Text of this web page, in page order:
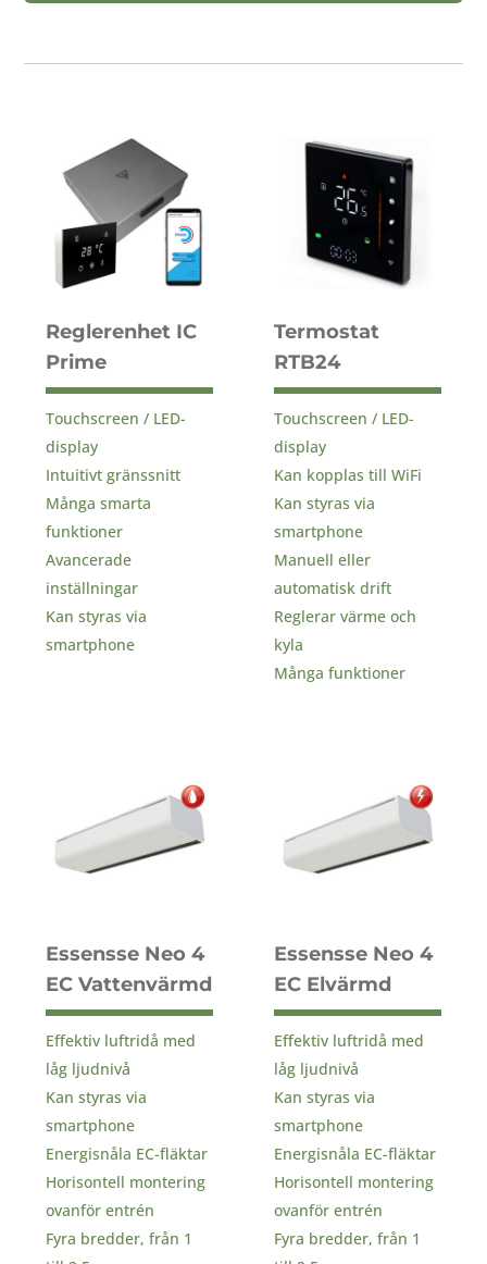
Reglerenhet IC
Prime
Touchscreen / LED-
display
Intuitivt gränssnitt
Många smarta
funktioner
Avancerade
inställningar
Kan styras via
smartphone
Termostat
RTB24
Touchscreen / LED-
display
Kan kopplas till WiFi
Kan styras via
smartphone
Manuell eller
automatisk drift
Reglerar värme och
kyla
Många funktioner
Essensse Neo 4
EC Vattenvärmd
Effektiv luftridå med
låg ljudnivå
Kan styras via
smartphone
Energisnåla EC-fläktar
Horisontell montering
ovanför entrén
Fyra bredder, från 1
Essensse Neo 4
EC Elvärmd
Effektiv luftridå med
låg ljudnivå
Kan styras via
smartphone
Energisnåla EC-fläktar
Horisontell montering
ovanför entrén
Fyra bredder, från 1